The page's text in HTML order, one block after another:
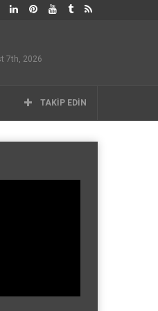
7th, 2026
TAKIP EDIN